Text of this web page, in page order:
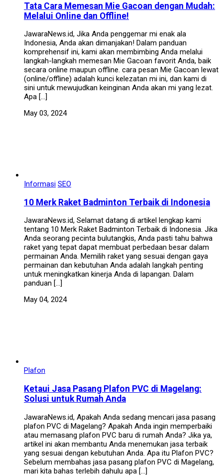
Tata Cara Memesan Mie Gacoan dengan Mudah:
Melalui Online dan Offline!
JawaraNews.id, Jika Anda penggemar mi enak ala
Indonesia, Anda akan dimanjakan! Dalam panduan
komprehensif ini, kami akan membimbing Anda melalui
langkah-langkah memesan Mie Gacoan favorit Anda, baik
secara online maupun offline. cara pesan Mie Gacoan lewat
(online/offline) adalah kunci kelezatan mi ini, dan kami di
sini untuk mewujudkan keinginan Anda akan mi yang lezat.
Apa […]
May 03, 2024
Informasi SEO
10 Merk Raket Badminton Terbaik di Indonesia
JawaraNews.id, Selamat datang di artikel lengkap kami
tentang 10 Merk Raket Badminton Terbaik di Indonesia. Jika
Anda seorang pecinta bulutangkis, Anda pasti tahu bahwa
raket yang tepat dapat membuat perbedaan besar dalam
permainan Anda. Memilih raket yang sesuai dengan gaya
permainan dan kebutuhan Anda adalah langkah penting
untuk meningkatkan kinerja Anda di lapangan. Dalam
panduan […]
May 04, 2024
Plafon
Ketaui Jasa Pasang Plafon PVC di Magelang:
Solusi untuk Rumah Anda
JawaraNews.id, Apakah Anda sedang mencari jasa pasang
plafon PVC di Magelang? Apakah Anda ingin memperbaiki
atau memasang plafon PVC baru di rumah Anda? Jika ya,
artikel ini akan membantu Anda menemukan jasa terbaik
yang sesuai dengan kebutuhan Anda. Apa itu Plafon PVC?
Sebelum membahas jasa pasang plafon PVC di Magelang,
mari kita bahas terlebih dahulu apa […]